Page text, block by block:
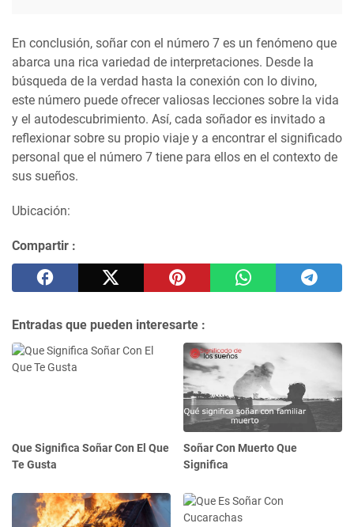
En conclusión, soñar con el número 7 es un fenómeno que
abarca una rica variedad de interpretaciones. Desde la
búsqueda de la verdad hasta la conexión con lo divino,
este número puede ofrecer valiosas lecciones sobre la vida
y el autodescubrimiento. Así, cada soñador es invitado a
reflexionar sobre su propio viaje y a encontrar el significado
personal que el número 7 tiene para ellos en el contexto de
sus sueños.
Ubicación:
Compartir :
Entradas que pueden interesarte :
Que Significa Soñar Con El Que
Te Gusta
Soñar Con Muerto Que
Significa